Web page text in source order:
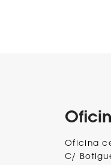
Oficina
C/